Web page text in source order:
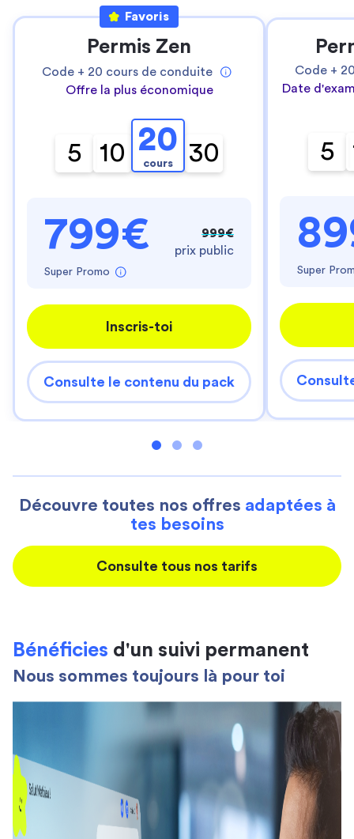
Favoris
Permis Zen
Code + 20 cours de conduite
Offre la plus économique
5 10 20
cours 30
799€
Super Promo
999€
prix public
Inscris-toi
Consulte le contenu du pack
Code +
Date
5
Super
Découvre toutes nos offres adaptées à
tes besoins
Consulte tous nos tarifs
Bénéficies d'un suivi permanent
Nous sommes toujours là pour toi